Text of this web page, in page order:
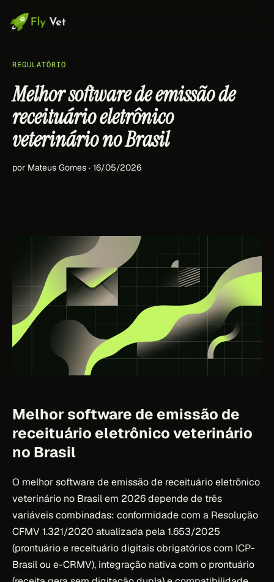
REGULATÓRIO
Melhor software de emissão de
receituário eletrônico
veterinário no Brasil
por Mateus Gomes · 16/05/2026
Melhor software de emissão de
receituário eletrônico veterinário
no Brasil
O melhor software de emissão de receituário eletrônico
veterinário no Brasil em 2026 depende de três
variáveis combinadas: conformidade com a Resolução
CFMV 1.321/2020 atualizada pela 1.653/2025
(prontuário e receituário digitais obrigatórios com ICP-
Brasil ou e-CRMV), integração nativa com o prontuário